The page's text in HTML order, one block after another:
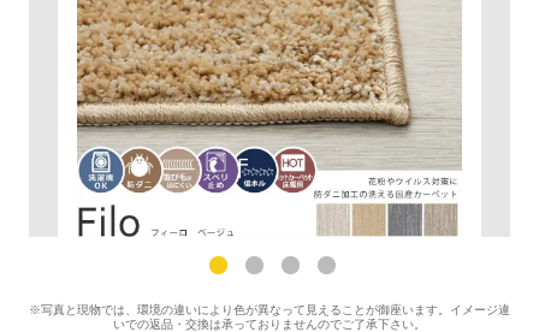
※写真と現物では、環境の違いにより色が異なって見えることが御座います。イメージ違
いでの返品・交換は承っておりませんのでご了承下さい。